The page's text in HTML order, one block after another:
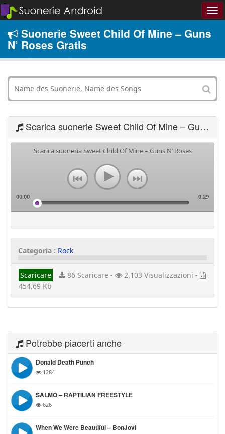
Suonerie Sweet Child Of Mine – Guns
N’ Roses Gratis
Scarica suonerie Sweet Child Of Mine – Guns N’ Roses
Scarica suoneria Sweet Child Of Mine – Guns N’ Roses
00:00 0:29
Categoria : Rock
Scaricare 86 Scaricare -
2,103 Visualizzazioni -
454.69 Kb
Potrebbe piacerti anche
Donald Death Punch
1284
SALMO – RAPTILIAN FREESTYLE
626
When We Were Beautiful – BonJovi